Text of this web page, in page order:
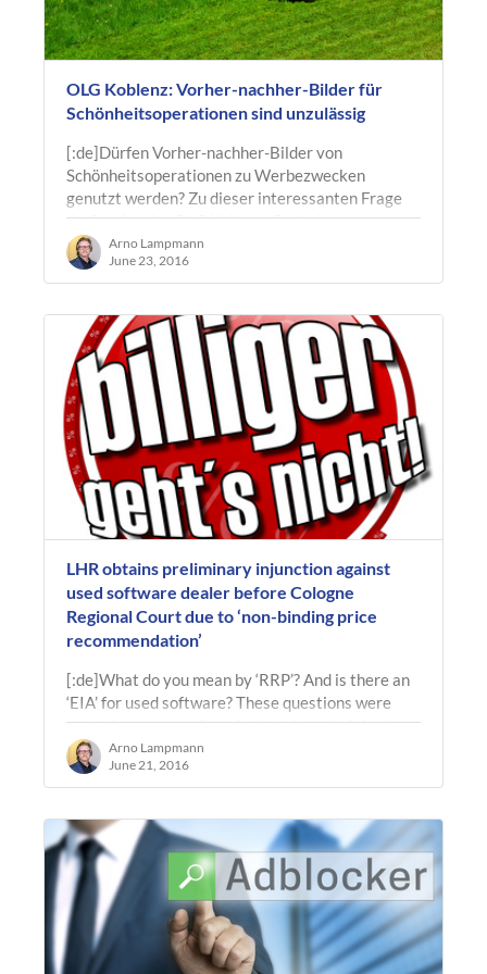
OLG Koblenz: Vorher-nachher-Bilder für
Schönheitsoperationen sind unzulässig
[:de]Dürfen Vorher-nachher-Bilder von
Schönheitsoperationen zu Werbezwecken
genutzt werden? Zu dieser interessanten Frage
durfte sich das OLG Koblenz Gedanken machen.
Die… Arno Lampmann
June 23, 2016
LHR obtains preliminary injunction against
used software dealer before Cologne
Regional Court due to ‘non-binding price
recommendation’
[:de]What do you mean by ‘RRP’? And is there an
‘EIA’ for used software? These questions were
part of our proceedings for interim relief. At the
request of…Arno Lampmann
June 21, 2016